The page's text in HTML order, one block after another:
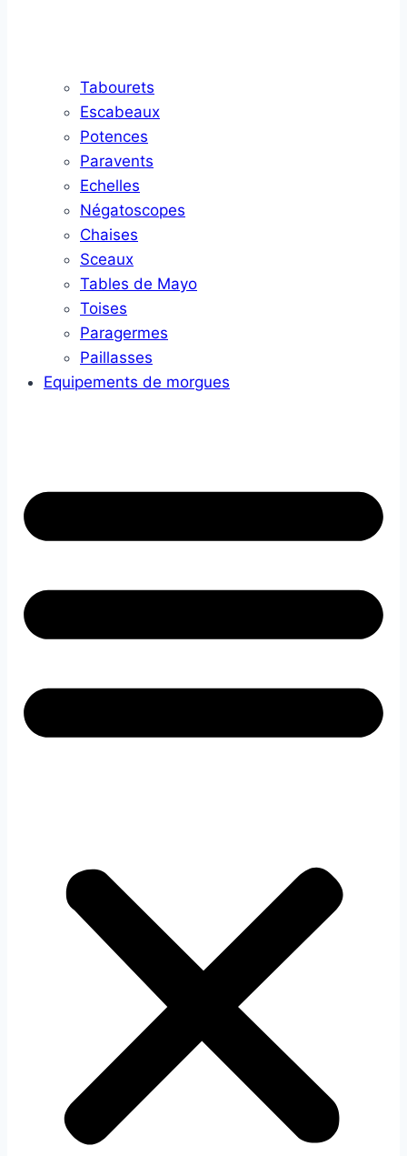
Tabourets
Escabeaux
Potences
Paravents
Echelles
Négatoscopes
Chaises
Sceaux
Tables de Mayo
Toises
Paragermes
Paillasses
Equipements de morgues